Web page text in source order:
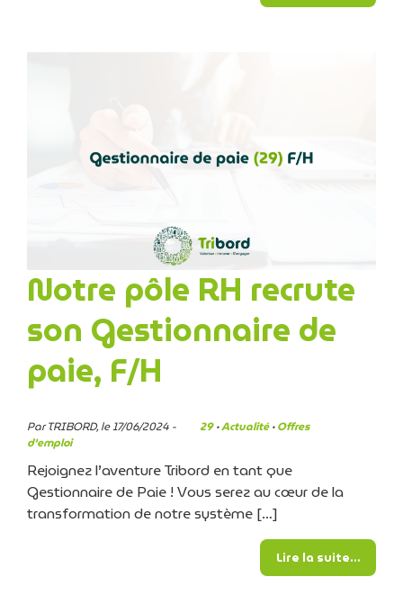
Notre pôle RH recrute
son Gestionnaire de
paie, F/H
Par TRIBORD, le 17/06/2024 - 29·Actualité·Offres
d'emploi
Rejoignez l’aventure Tribord en tant que
Gestionnaire de Paie ! Vous serez au cœur de la
transformation de notre système […]
Lire la suite…from